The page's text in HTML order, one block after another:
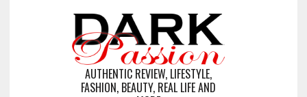
AUTHENTIC REVIEW, LIFESTYLE,
FASHION, BEAUTY, REAL LIFE AND